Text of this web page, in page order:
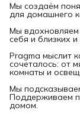
Мы создаём
для домашнего
Мы вдохновляем
себя и близких
Pragma мыслит
сочеталось: от
комнаты и
Мы
Поддерживаем
домом.